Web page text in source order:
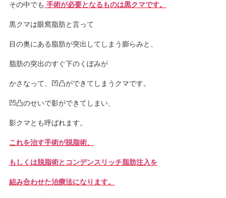
その中でも 手術が必要となるものは黒クマです。
黒クマは眼窩脂肪と言って
目の奥にある脂肪が突出してしまう膨らみと、
脂肪の突出のすぐ下のくぼみが
かさなって、凹凸ができてしまうクマです。
凹凸のせいで影ができてしまい、
影クマとも呼ばれます。
これを治す手術が脱脂術、
もしくは脱脂術とコンデンスリッチ脂肪注入を
組み合わせた治療法になります。